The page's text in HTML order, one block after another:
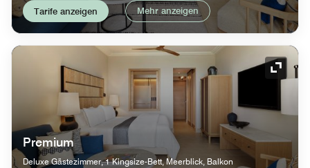
Tarife anzeigen Mehr anzeigen
Premium
Deluxe Gästezimmer, 1 Kingsize-Bett, Meerblick, Balkon